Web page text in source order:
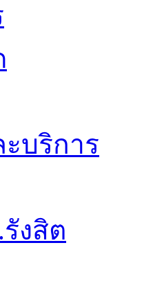
บริการ
งสิต